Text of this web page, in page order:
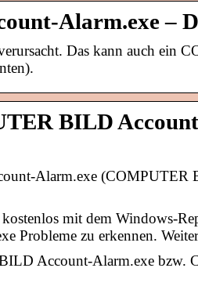
Alarm.exe –
Das kann auch ein
BILD
Alarm.exe (COMPUTER
mit dem Windows-
Probleme zu erkennen.
Account-Alarm.exe